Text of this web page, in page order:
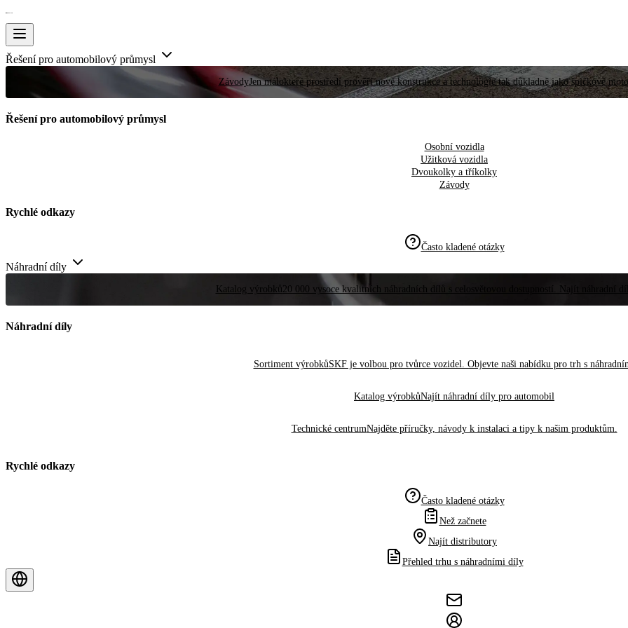
Řešení pro automobilový průmysl
ZávodyJen málokteré prostředí prověří nové konstrukce a technologie tak důkladně jako špičkové
Řešení pro automobilový průmysl
Osobní vozidla
Užitková vozidla
Dvoukolky a tříkolky
Závody
Rychlé odkazy
Často kladené otázky
Náhradní díly
Katalog výrobků20 000 vysoce kvalitních náhradních dílů s celosvětovou dostupností. Najít náhradní
Náhradní díly
Sortiment výrobkůSKF je volbou pro tvůrce vozidel. Objevte naši nabídku pro trh s
Katalog výrobkůNajít náhradní díly pro automobil
Technické centrumNajděte příručky, návody k instalaci a tipy k našim produktům.
Rychlé odkazy
Často kladené otázky
Než začnete
Najít distributory
Přehled trhu s náhradními díly